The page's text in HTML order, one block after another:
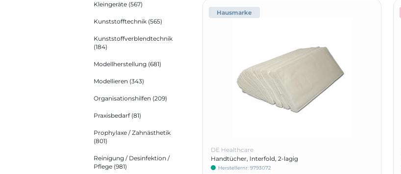
Kleingeräte (567)
Kunststofftechnik (565)
Kunststoffverblendtechnik
(184)
Modellherstellung (681)
Modellieren (343)
Organisationshilfen (209)
Praxisbedarf(81)
Prophylaxe / Zahnästhetik
(801)
Reinigung / Desinfektion /
Pflege (981)
Hausmarke
DE Healthcare
Handtücher, Interfold, 2-lagig
Herstellernr: 9793072